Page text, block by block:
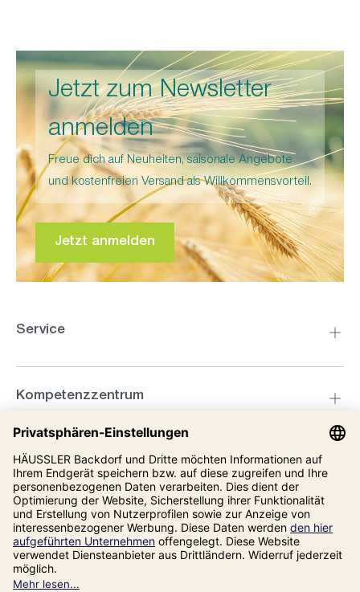
Jetzt zum Newsletter
anmelden
Freue dich auf Neuheiten, saisonale Angebote
und kostenfreien Versand als Willkommensvorteil.
Jetzt anmelden
Service
Kompetenzzentrum
Informationen
Unsere Adresse